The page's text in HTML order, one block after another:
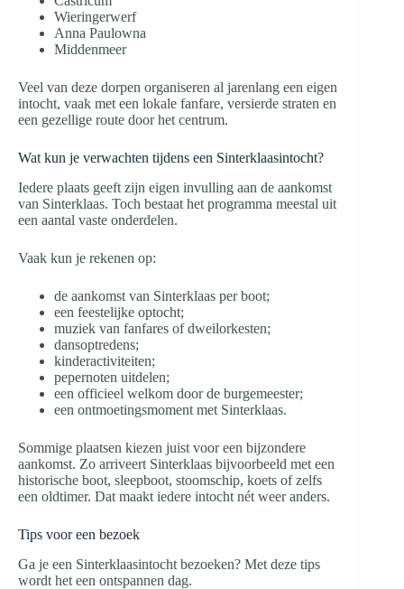
Wieringerwerf
Anna Paulowna
Middenmeer
Veel van deze dorpen organiseren al jarenlang een eigen
intocht, vaak met een lokale fanfare, versierde straten en
een gezellige route door het centrum.
Wat kun je verwachten tijdens een Sinterklaasintocht?
Iedere plaats geeft zijn eigen invulling aan de aankomst
van Sinterklaas. Toch bestaat het programma meestal uit
een aantal vaste onderdelen.
Vaak kun je rekenen op:
de aankomst van Sinterklaas per boot;
een feestelijke optocht;
muziek van fanfares of dweilorkesten;
dansoptredens;
kinderactiviteiten;
pepernoten uitdelen;
een officieel welkom door de burgemeester;
een ontmoetingsmoment met Sinterklaas.
Sommige plaatsen kiezen juist voor een bijzondere
aankomst. Zo arriveert Sinterklaas bijvoorbeeld met een
historische boot, sleepboot, stoomschip, koets of zelfs
een oldtimer. Dat maakt iedere intocht nét weer anders.
Tips voor een bezoek
Ga je een Sinterklaasintocht bezoeken? Met deze tips
wordt het een ontspannen dag.